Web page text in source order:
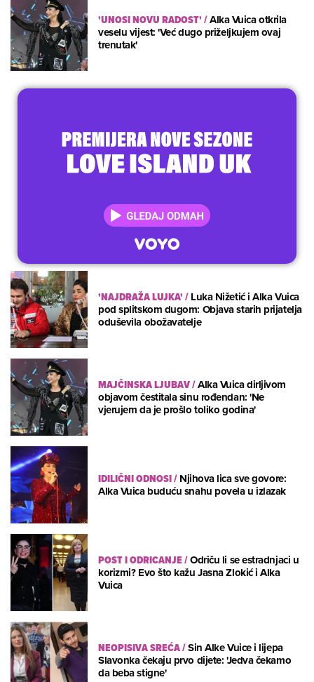
'UNOSI NOVU RADOST'/Alka Vuica otkrila
veselu vijest: 'Već dugo priželjkujem ovaj
trenutak'
'NAJDRAŽA LUJKA'/Luka Nižetić i Alka Vuica
pod splitskom dugom: Objava starih prijatelja
oduševila obožavatelje
MAJČINSKA LJUBAV/Alka Vuica dirljivom
objavom čestitala sinu rođendan: 'Ne
vjerujem da je prošlo toliko godina'
IDILIČNI ODNOSI/Njihova lica sve govore:
Alka Vuica buduću snahu povela u izlazak
POST I ODRICANJE/Odriču li se estradnjaci u
korizmi? Evo što kažu Jasna Zlokić i Alka
Vuica
NEOPISIVA SREĆA/Sin Alke Vuice i lijepa
Slavonka čekaju prvo dijete: 'Jedva čekamo
da beba stigne'